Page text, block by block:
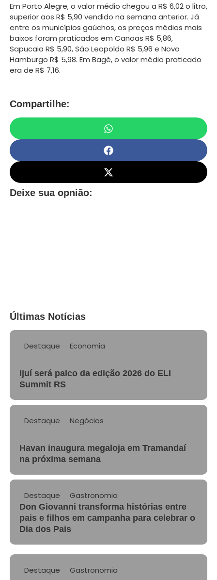
Em Porto Alegre, o valor médio chegou a R$ 6,02 o litro,
superior aos R$ 5,90 vendido na semana anterior. Já
entre os municípios gaúchos, os preços médios mais
baixos foram praticados em Canoas R$ 5,86,
Sapucaia R$ 5,90, São Leopoldo R$ 5,96 e Novo
Hamburgo R$ 5,98. Em Bagé, o valor médio praticado
era de R$ 7,16.
Compartilhe:
Deixe sua opnião:
Últimas Notícias
Destaque Economia
Ijuí será palco da edição 2026 do ELI
Summit RS
Destaque Negócios
Havan inaugura megaloja em Tramandaí
na próxima semana
Destaque Gastronomia
Don Giovanni transforma histórias entre
pais e filhos em campanha para celebrar o
Dia dos Pais
Destaque Gastronomia